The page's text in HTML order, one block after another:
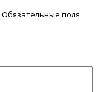
Обязательные поля